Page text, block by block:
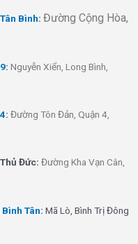
Bình: Đường Cộng Hòa,
: Nguyễn Xiển, Long Bình,
: Đường Tôn Đản, Quận 4,
Đức: Đường Kha Vạn Cân,
Bình Tân: Mã Lò, Bình Trị Đông